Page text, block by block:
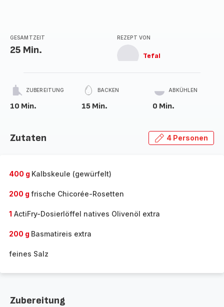
GESAMTZEIT
25 Min.
REZEPT VON
Tefal
ZUBEREITUNG
10 Min.
BACKEN
15 Min.
ABKÜHLEN
0 Min.
Zutaten 4 Personen
400 g Kalbskeule (gewürfelt)
200 g frische Chicorée-Rosetten
1 ActiFry-Dosierlöffel natives Olivenöl extra
200 g Basmatireis extra
feines Salz
Zubereitung